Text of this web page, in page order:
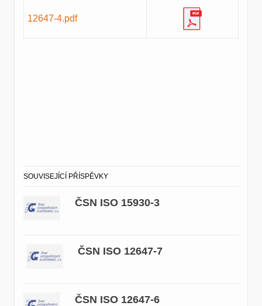
12647-4.pdf
SOUVISEJÍCÍ PŘÍSPĚVKY
ČSN ISO 15930-3
ČSN ISO 12647-7
ČSN ISO 12647-6